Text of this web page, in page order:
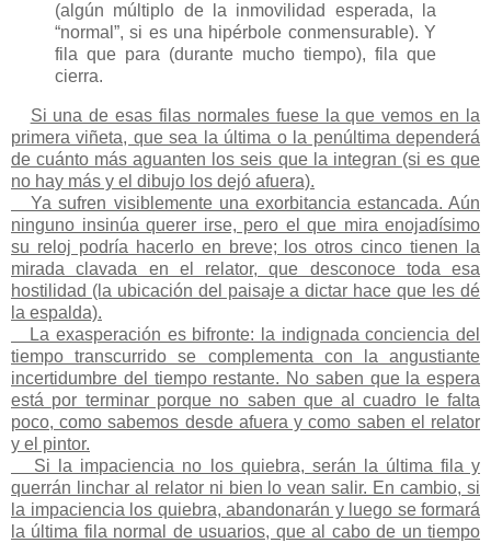
(algún múltiplo de la inmovilidad esperada, la
“normal”, si es una hipérbole conmensurable). Y
fila que para (durante mucho tiempo), fila que
cierra.
Si una de esas filas normales fuese la que vemos en la
primera viñeta, que sea la última o la penúltima dependerá
de cuánto más aguanten los seis que la integran (si es que
no hay más y el dibujo los dejó afuera).
Ya sufren visiblemente una exorbitancia estancada. Aún
ninguno insinúa querer irse, pero el que mira enojadísimo
su reloj podría hacerlo en breve; los otros cinco tienen la
mirada clavada en el relator, que desconoce toda esa
hostilidad (la ubicación del paisaje a dictar hace que les dé
la espalda).
La exasperación es bifronte: la indignada conciencia del
tiempo transcurrido se complementa con la angustiante
incertidumbre del tiempo restante. No saben que la espera
está por terminar porque no saben que al cuadro le falta
poco, como sabemos desde afuera y como saben el relator
y el pintor.
Si la impaciencia no los quiebra, serán la última fila y
querrán linchar al relator ni bien lo vean salir. En cambio, si
la impaciencia los quiebra, abandonarán y luego se formará
la última fila normal de usuarios, que al cabo de un tiempo